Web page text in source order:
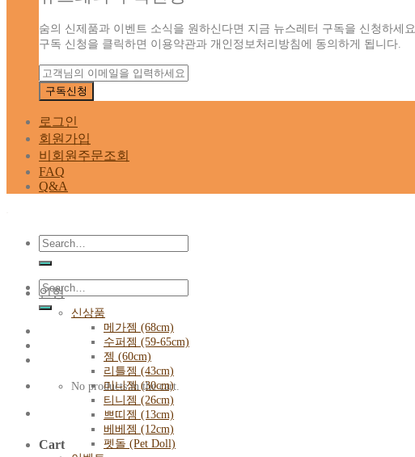
숨의 신제품과 이벤트 소식을 원하신다면 지금 뉴스레터 구독을 신청하세요.
구독 신청을 클릭하면 이용약관과 개인정보처리방침에 동의하게 됩니다.
로그인
회원가입
비회원주문조회
FAQ
Q&A
Search
for:
Search
for:
No products in the cart.
Cart
인형
신상품
메가젬 (68cm)
수퍼젬 (59-65cm)
젬 (60cm)
리틀젬 (43cm)
미니젬 (30cm)
티니젬 (26cm)
쁘띠젬 (13cm)
베베젬 (12cm)
펫돌 (Pet Doll)